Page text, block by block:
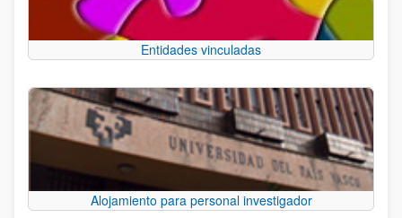
Entidades vinculadas
Alojamiento para personal investigador